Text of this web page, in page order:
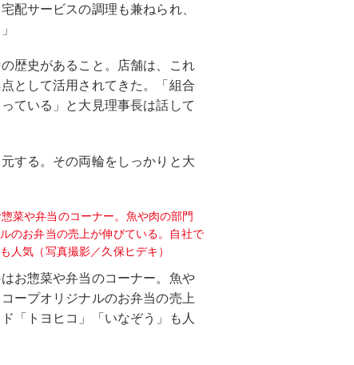
配サービスの調理も兼ねられ、
歴史があること。店舗は、これ
として活用されてきた。「組合
ている」と大見理事長は話して
する。その両輪をしっかりと大
お惣菜や弁当のコーナー。魚や
ープオリジナルのお弁当の売上
「トヨヒコ」「いなぞう」も人